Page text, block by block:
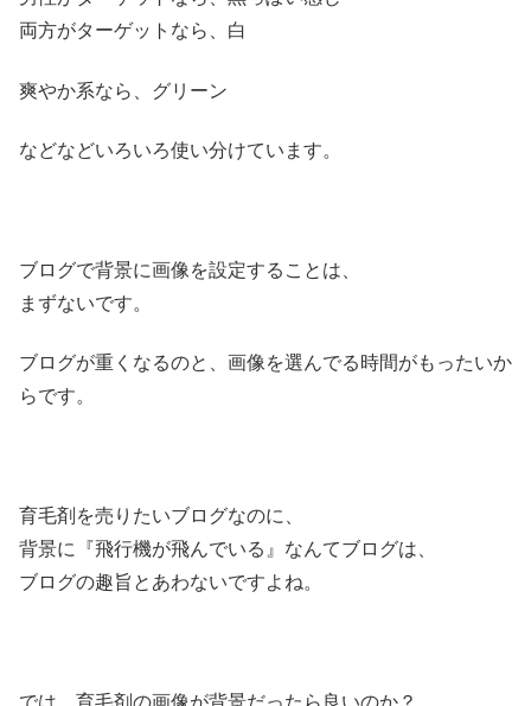
両方がターゲットなら、白
爽やか系なら、グリーン
などなどいろいろ使い分けています。
ブログで背景に画像を設定することは、
まずないです。
ブログが重くなるのと、画像を選んでる時間がもったいか
らです。
育毛剤を売りたいブログなのに、
背景に『飛行機が飛んでいる』なんてブログは、
ブログの趣旨とあわないですよね。
では、育毛剤の画像が背景だったら良いのか？